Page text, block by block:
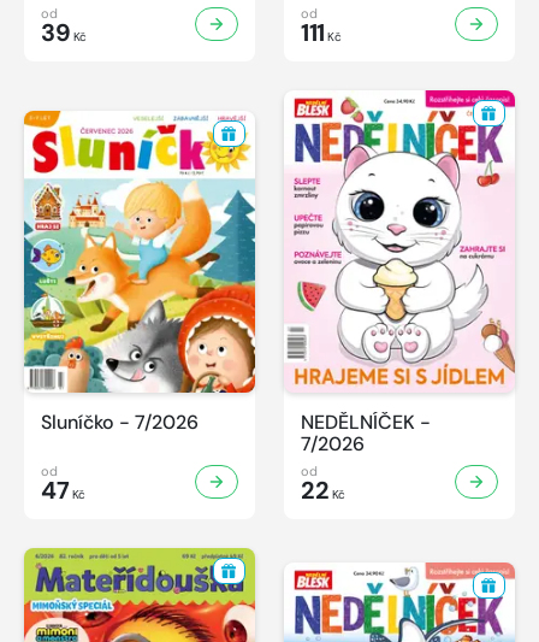
od
39 Kč
od
111 Kč
Sluníčko - 7/2026
od
47 Kč
NEDĚLNÍČEK -
7/2026
od
22 Kč